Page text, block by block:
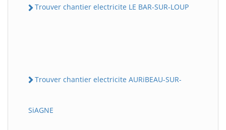
Trouver chantier electricite LE BAR-SUR-LOUP
Trouver chantier electricite AURiBEAU-SUR-
SiAGNE